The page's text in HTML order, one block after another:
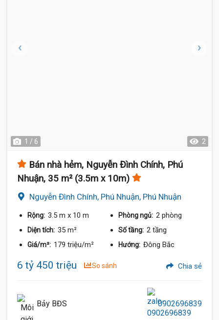
1 / 6 2
Bán nhà hẻm, Nguyễn Đình Chính, Phú
Nhuận, 35 m² (3.5m x 10m)
Nguyễn Đình Chính, Phú Nhuận, Phú Nhuận
Rộng: 3.5 m x 10 m Phòng ngủ: 2 phòng
Diện tích: 35 m² Số tầng: 2 tầng
Giá/m²: 179 triệu/m² Hướng: Đông Bắc
6 tỷ 450 triệu So sánh Chia sẻ
Bảy BĐS 0902696839